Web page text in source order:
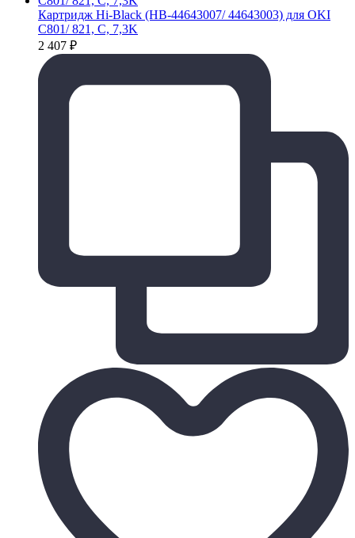
Картридж Hi-Black (HB-44643007/ 44643003) для OKI
C801/ 821, C, 7,3K
2 407 ₽